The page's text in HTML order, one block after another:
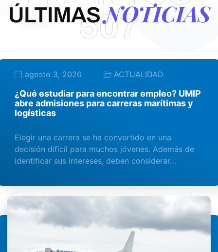
507
ÚLTIMASNOTICIAS
agosto 3, 2026 ACTUALIDAD
¿Qué estudiar para encontrar empleo? UMIP
abre admisiones para carreras marítimas y
logísticas
Elegir una carrera se ha convertido en una
decisión difícil para muchos jóvenes. Además de
identificar sus intereses, deben considerar…